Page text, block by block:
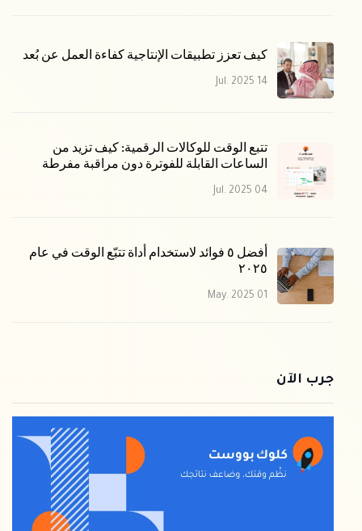
كيف تعزز تطبيقات الإنتاجية كفاءة العمل عن بُعد
14 Jul. 2025
تتبع الوقت للوكالات الرقمية: كيف تزيد من
الساعات القابلة للفوترة دون مراقبة مفرطة
04 Jul. 2025
أفضل ٥ فوائد لاستخدام أداة تتبّع الوقت في عام
٢٠٢٥
01 May. 2025
جرب الآن